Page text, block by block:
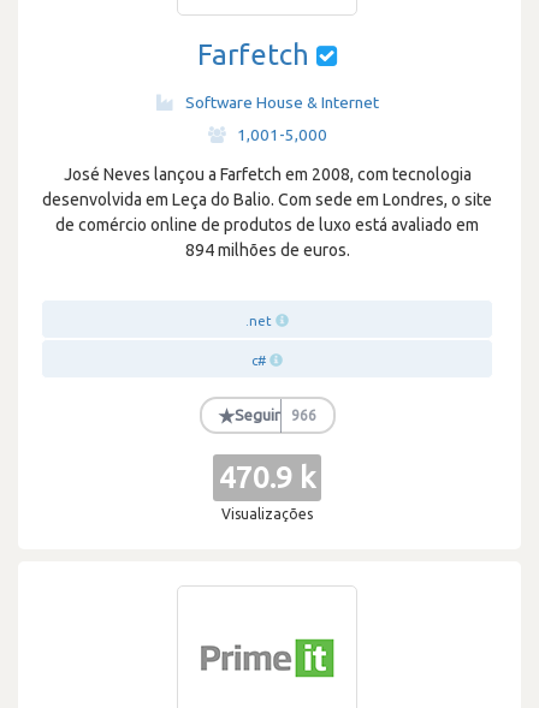
Farfetch
Software House & Internet
1,001-5,000
José Neves lançou a Farfetch em 2008, com tecnologia
desenvolvida em Leça do Balio. Com sede em Londres, o site
de comércio online de produtos de luxo está avaliado em
894 milhões de euros.
.net
c#
★Seguir 966
470.9 k
Visualizações